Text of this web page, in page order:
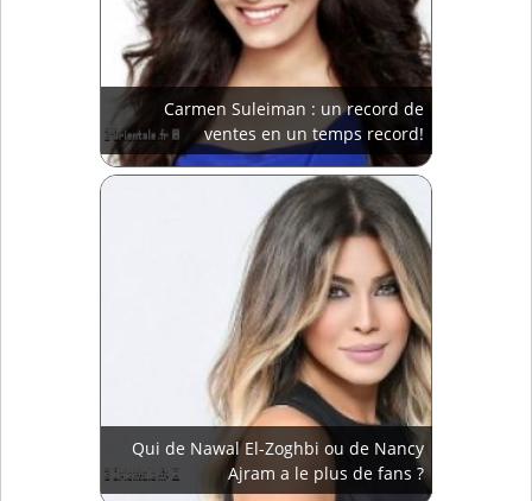
Carmen Suleiman : un record de
ventes en un temps record!
Qui de Nawal El-Zoghbi ou de Nancy
Ajram a le plus de fans ?